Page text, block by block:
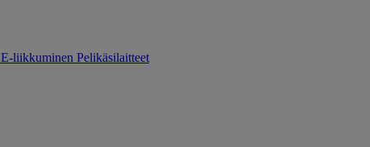
E-liikkuminen Pelikäsilaitteet